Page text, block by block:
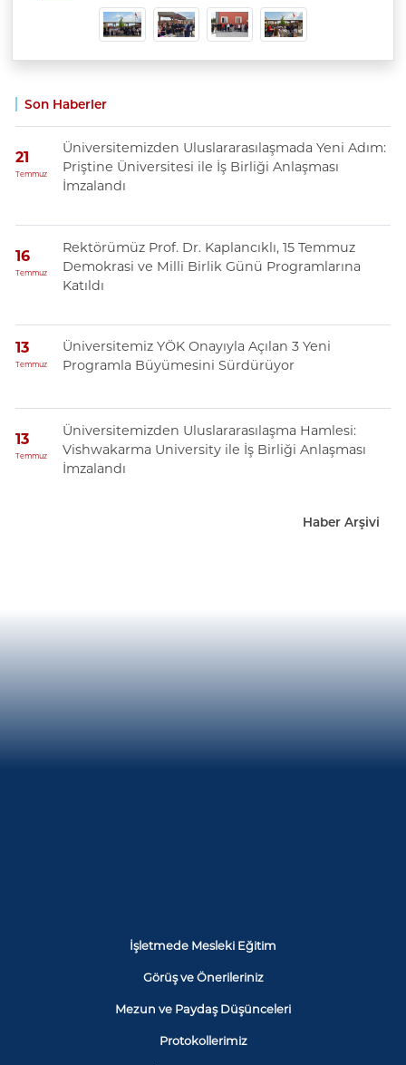
Son Haberler
21
Temmuz
Üniversitemizden Uluslararasılaşmada Yeni Adım:
Priştine Üniversitesi ile İş Birliği Anlaşması
İmzalandı
16
Temmuz
Rektörümüz Prof. Dr. Kaplancıklı, 15 Temmuz
Demokrasi ve Milli Birlik Günü Programlarına
Katıldı
13
Temmuz
Üniversitemiz YÖK Onayıyla Açılan 3 Yeni
Programla Büyümesini Sürdürüyor
13
Temmuz
Üniversitemizden Uluslararasılaşma Hamlesi:
Vishwakarma University ile İş Birliği Anlaşması
İmzalandı
Haber Arşivi
İşletmede Mesleki Eğitim
Görüş ve Önerileriniz
Mezun ve Paydaş Düşünceleri
Protokollerimiz